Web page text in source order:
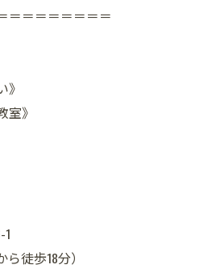
＝＝＝＝＝＝＝＝
》
室》
徒歩18分）